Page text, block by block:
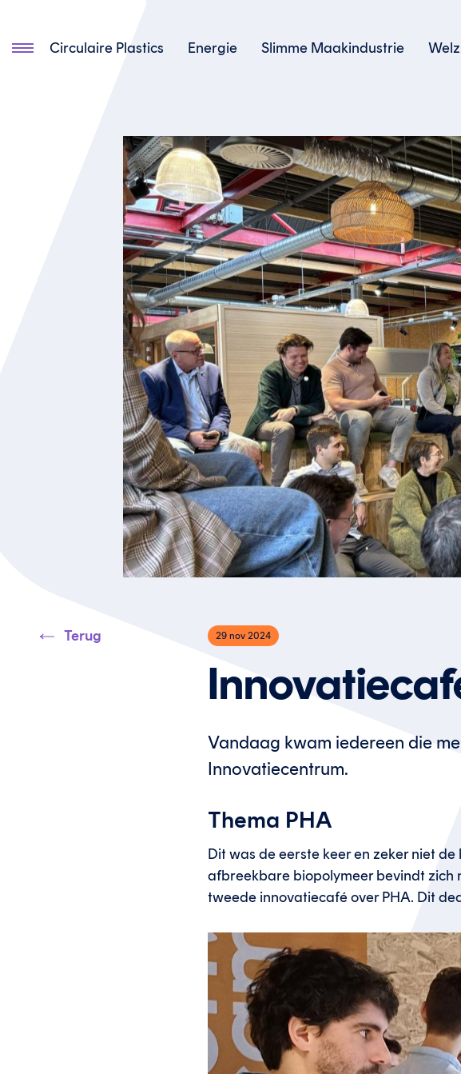
Circulaire Plastics Energie Slimme Maakindustrie
Terug 29 nov 2024
Vandaag kwam iedereen die
Innovatiecentrum.
Thema PHA
Dit was de eerste keer en zeker niet
afbreekbare biopolymeer bevindt zich
tweede innovatiecafé over PHA. Dit